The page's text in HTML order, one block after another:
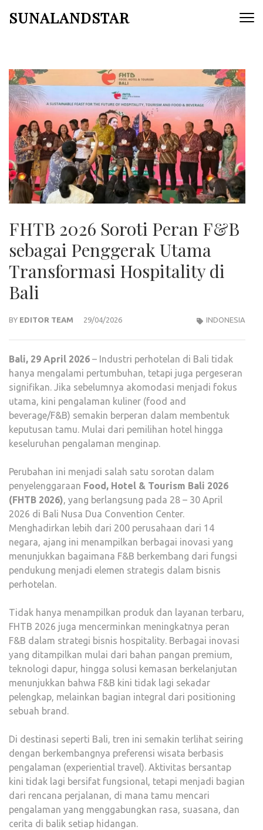
SUNALANDSTAR
FHTB 2026 Soroti Peran F&B
sebagai Penggerak Utama
Transformasi Hospitality di
Bali
BY EDITOR TEAM 29/04/2026 INDONESIA
Bali, 29 April 2026 – Industri perhotelan di Bali tidak
hanya mengalami pertumbuhan, tetapi juga pergeseran
signifikan. Jika sebelumnya akomodasi menjadi fokus
utama, kini pengalaman kuliner (food and
beverage/F&B) semakin berperan dalam membentuk
keputusan tamu. Mulai dari pemilihan hotel hingga
keseluruhan pengalaman menginap.
Perubahan ini menjadi salah satu sorotan dalam
penyelenggaraan Food, Hotel & Tourism Bali 2026
(FHTB 2026), yang berlangsung pada 28 – 30 April
2026 di Bali Nusa Dua Convention Center.
Menghadirkan lebih dari 200 perusahaan dari 14
negara, ajang ini menampilkan berbagai inovasi yang
menunjukkan bagaimana F&B berkembang dari fungsi
pendukung menjadi elemen strategis dalam bisnis
perhotelan.
Tidak hanya menampilkan produk dan layanan terbaru,
FHTB 2026 juga mencerminkan meningkatnya peran
F&B dalam strategi bisnis hospitality. Berbagai inovasi
yang ditampilkan mulai dari bahan pangan premium,
teknologi dapur, hingga solusi kemasan berkelanjutan
menunjukkan bahwa F&B kini tidak lagi sekadar
pelengkap, melainkan bagian integral dari positioning
sebuah brand.
Di destinasi seperti Bali, tren ini semakin terlihat seiring
dengan berkembangnya preferensi wisata berbasis
pengalaman (experiential travel). Aktivitas bersantap
kini tidak lagi bersifat fungsional, tetapi menjadi bagian
dari rencana perjalanan, di mana tamu mencari
pengalaman yang menggabungkan rasa, suasana, dan
cerita di balik setiap hidangan.